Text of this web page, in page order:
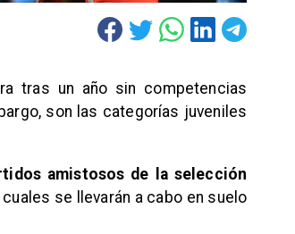
tras un año sin competencias
son las categorías juveniles
amistosos de la selección
cuales se llevarán a cabo en suelo